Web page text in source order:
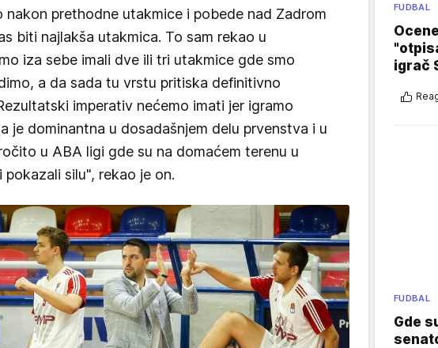
nakon prethodne utakmice i pobede nad Zadrom
biti najlakša utakmica. To sam rekao u
iza sebe imali dve ili tri utakmice gde smo
a da sada tu vrstu pritiska definitivno
imperativ nećemo imati jer igramo
je dominantna u dosadašnjem delu prvenstva i u
u ABA ligi gde su na domaćem terenu u
silu", rekao je on.
FUDBAL
igrač
FUDBAL
Gde